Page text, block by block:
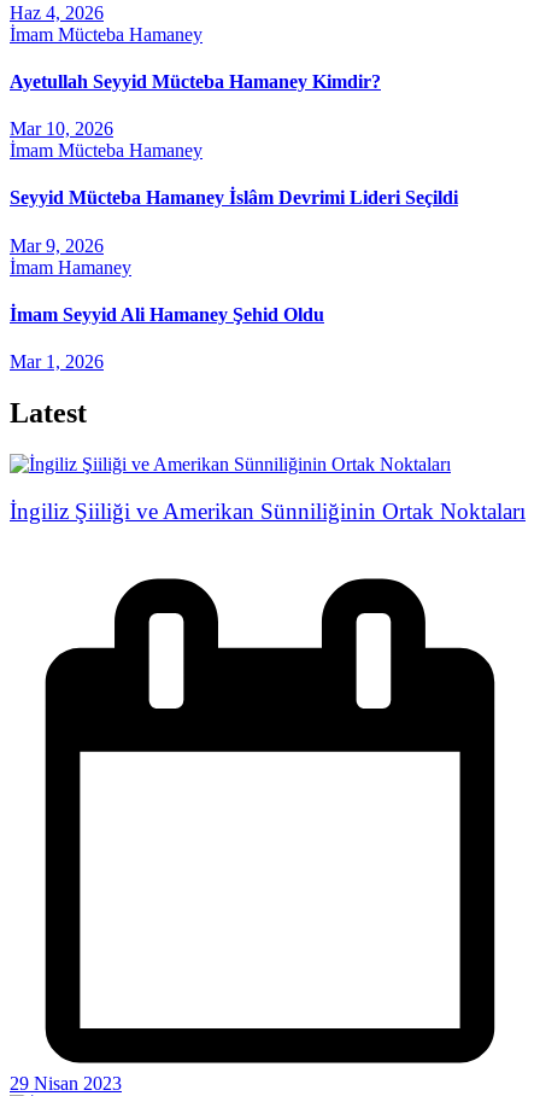
Haz 4, 2026
İmam Mücteba Hamaney
Ayetullah Seyyid Mücteba Hamaney Kimdir?
Mar 10, 2026
İmam Mücteba Hamaney
Seyyid Mücteba Hamaney İslâm Devrimi Lideri Seçildi
Mar 9, 2026
İmam Hamaney
İmam Seyyid Ali Hamaney Şehid Oldu
Mar 1, 2026
Latest
İngiliz Şiiliği ve Amerikan Sünniliğinin Ortak Noktaları
29 Nisan 2023